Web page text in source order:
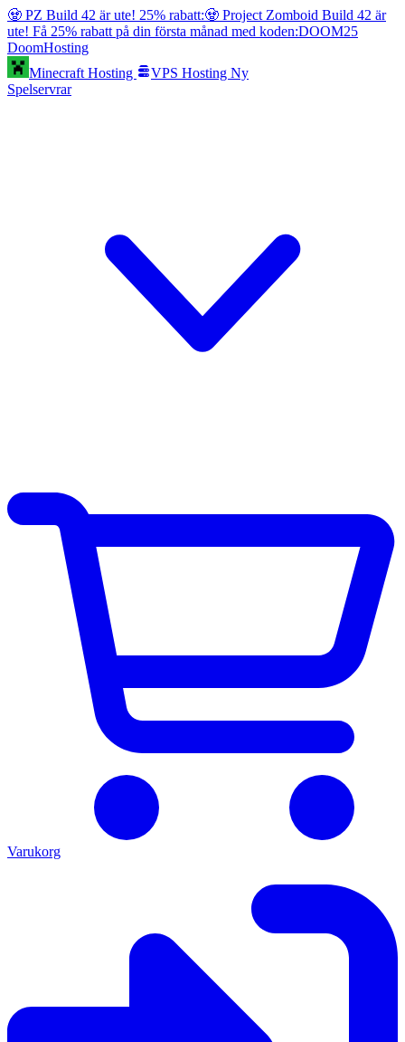
🧟 PZ Build 42 är ute! 25% rabatt:🧟 Project Zomboid Build 42 är
ute! Få 25% rabatt på din första månad med koden:DOOM25
DoomHosting
Minecraft Hosting
VPS Hosting Ny
Spelservrar
Varukorg